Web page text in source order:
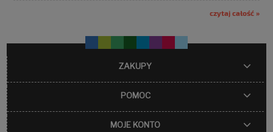
czytaj całość »
ZAKUPY
POMOC
MOJE KONTO